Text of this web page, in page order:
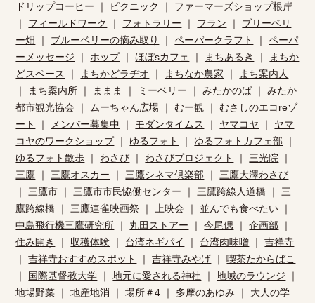
ドリップコーヒー ｜ ピクニック ｜ ファーマーズショップ根岸
｜ フィールドワーク ｜ フォトラリー ｜ フラン ｜ ブリーベリ
ー畑 ｜ ブルーベリーの摘み取り ｜ペーパークラフト ｜ペーパ
ーメッセージ ｜ ホップ｜ほぼsカフェ ｜ まちあるき ｜
まちか
どスペース
｜ まちかどラヂオ ｜ まちなか農家 ｜
まち案内人
｜
まち案内所 ｜ ままま ｜ ミーベリー ｜みたかのば ｜みたか
都市観光協会 ｜ ムーちゃん広場 ｜むー観 ｜むさしのエコreゾ
ート
｜ メンバー募集中 ｜ モダンタイムス ｜ ヤマコヤ ｜ ヤマ
コヤのワークショップ｜ ゆるフォト ｜ ゆるフォトカフェ部 ｜
ゆるフォト散歩 ｜ わさび ｜ わさびプロジェクト ｜ 三光院 ｜
三鷹 ｜ 三鷹オスカー ｜ 三鷹シネマ倶楽部 ｜ 三鷹大澤わさび
｜ 三鷹市 ｜ 三鷹市市民恊働センター ｜ 三鷹跨線人道橋 ｜ 三
鷹跨線橋 ｜ 三鷹連雀映画祭 ｜ 上映会 ｜ 並んでも食べたい ｜
中島飛行機三鷹研究所 ｜ 丸田ストアー ｜今尾偲 ｜企画部 ｜
住み開き
｜ 収穫体験 ｜ 台湾ネギパイ ｜ 台湾肉味噌 ｜吉祥寺
｜吉祥寺おすすめスポット ｜吉祥寺みやげ ｜喫茶たからばこ
｜
国際基督教大学 ｜地元に愛される神社 ｜地域のラウンジ ｜
地場野菜 ｜地産地消 ｜場所＃4 ｜ 多摩のあゆみ ｜ 大人の学